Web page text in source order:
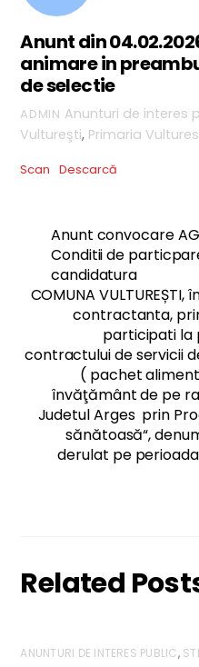
Anunt din
animare in
de selectie
ADMIN Anunturi de interes
Vultureşti, Primaria
Scan Descarcă
Anunt convocare
Conditii de
candidatura
COMUNA
contractanta,
participati la
contractului de servicii
( pachet
învăţământ de pe
Judetul Arges prin
sănătoasă“,
derulat pe
Related
ANUNTURI DE INTERES PUBLIC,